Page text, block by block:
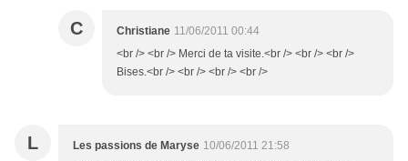
C Christiane 11/06/2011 00:44
<br /> <br /> Merci de ta visite.<br /> <br /> <br />
Bises.<br /> <br /> <br /> <br />
L Les passions de Maryse 10/06/2011 21:58